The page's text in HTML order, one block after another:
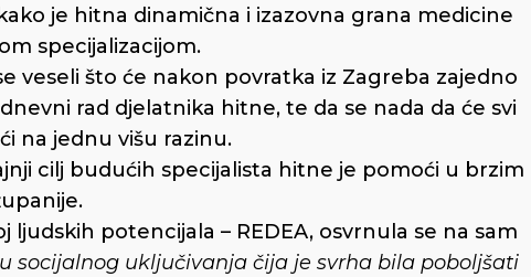
je hitna dinamična i izazovna grana medicine
specijalizacijom.
veseli što će nakon povratka iz Zagreba zajedno
rad djelatnika hitne, te da se nada da će svi
na jednu višu razinu.
cilj budućih specijalista hitne je pomoći u brzim
ljudskih potencijala – REDEA, osvrnula se na sam
socijalnog uključivanja čija je svrha bila poboljšati